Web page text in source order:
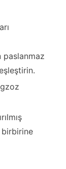
paslanmaz
birbirine